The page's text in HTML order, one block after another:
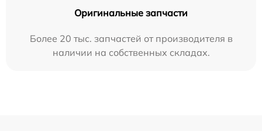
Оригинальные запчасти
Более 20 тыс. запчастей от производителя в
наличии на собственных складах.